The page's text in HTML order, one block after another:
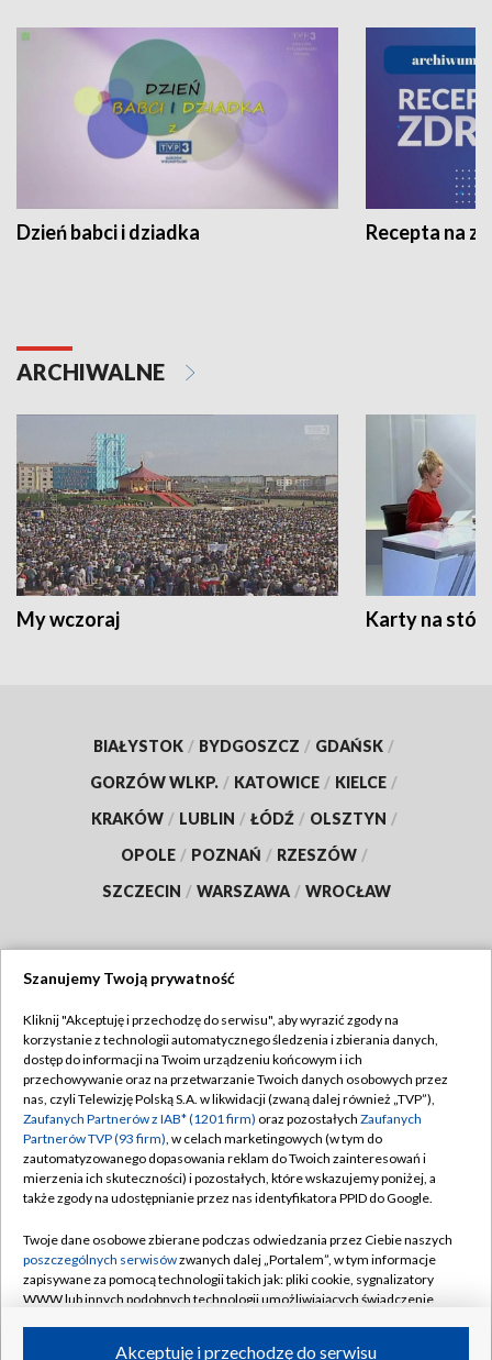
Dzień babci i dziadka Recepta na
ARCHIWALNE
My wczoraj Karty na
BIAŁYSTOK / BYDGOSZCZ / GDAŃSK /
GORZÓW WLKP. / KATOWICE / KIELCE /
KRAKÓW / LUBLIN / ŁÓDŹ / OLSZTYN /
OPOLE / POZNAŃ / RZESZÓW /
SZCZECIN / WARSZAWA / WROCŁAW
TVP
Abonament TVP
Emisja w TVP
Centrum informacji TVP
Naziemna Telewizja Cyfrowa
Rada Programowa
System NOS
Informacje o nadawcy
Regulamin TVP
Polityka prywatności
Moje zgody
Pomoc
Kontakt
Kanały
Szanujemy Twoją prywatność
Kliknij "Akceptuję i przechodzę do serwisu", aby wyrazić zgody na
korzystanie z technologii automatycznego śledzenia i zbierania danych,
dostęp do informacji na Twoim urządzeniu końcowym i ich
przechowywanie oraz na przetwarzanie Twoich danych osobowych przez
nas, czyli Telewizję Polską S.A. w likwidacji (zwaną dalej również „TVP”),
Zaufanych Partnerów z IAB* (1201 firm) oraz pozostałych Zaufanych
Partnerów TVP (93 firm), w celach marketingowych (w tym do
zautomatyzowanego dopasowania reklam do Twoich zainteresowań i
mierzenia ich skuteczności) i pozostałych, które wskazujemy poniżej, a
także zgody na udostępnianie przez nas identyfikatora PPID do Google.
Twoje dane osobowe zbierane podczas odwiedzania przez Ciebie naszych
poszczególnych serwisówzwanych dalej „Portalem”, w tym informacje
zapisywane za pomocą technologii takich jak: pliki cookie, sygnalizatory
WWW lub innych podobnych technologii umożliwiających świadczenie
Akceptuję i przechodzę do serwisu